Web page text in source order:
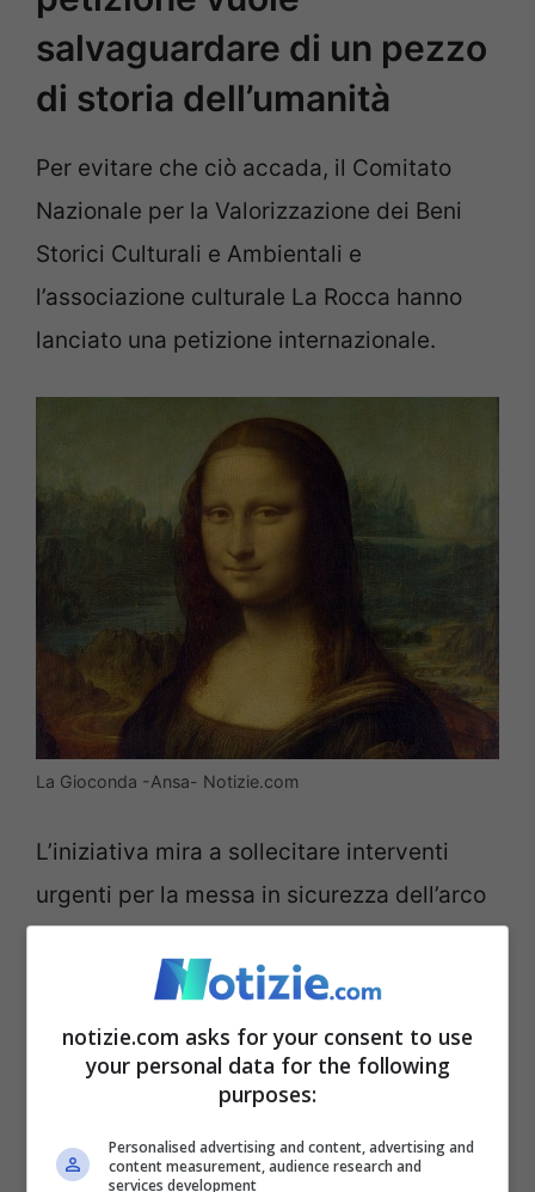
salvaguardare di un pezzo
di storia dell’umanità
Per evitare che ciò accada, il Comitato
Nazionale per la Valorizzazione dei Beni
Storici Culturali e Ambientali e
l’associazione culturale La Rocca hanno
lanciato una petizione internazionale.
La Gioconda -Ansa- Notizie.com
L’iniziativa mira a sollecitare interventi
urgenti per la messa in sicurezza dell’arco
unito anche il senatore toscano Manfredi
Potenti con un’interrogazione
parlamentare rivolta al ministro della
notizie.com asks for your consent to use
your personal data for the following
purposes:
Personalised advertising and content, advertising and
content measurement, audience research and
services development